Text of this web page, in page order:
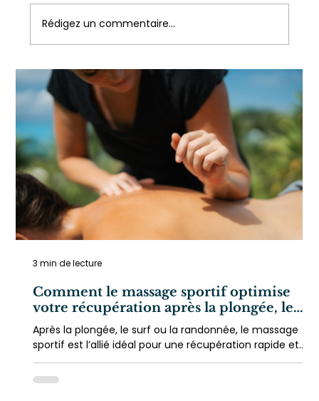
Rédigez un commentaire...
Comment le massage sportif optimise
votre récupération après la plongée, le
surf ou la randonnée ?
Après la plongée, le surf ou la randonnée, le massage
sportif est l’allié idéal pour une récupération rapide et
efficace. Avec Bora Bora Zen Massage, profitez d’un
massage à domicile à Bora Bora pour soulager vos
3 min de lecture